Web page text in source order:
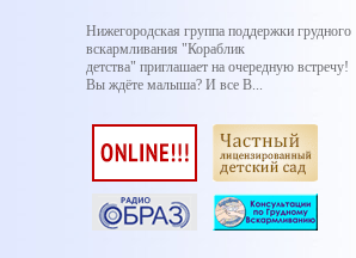
Нижегородская группа поддержки грудного
вскармливания "Кораблик
детства" приглашает на очередную встречу!
Вы ждёте малыша? И все В...